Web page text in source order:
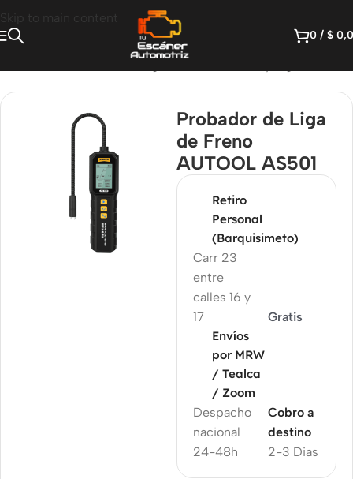
Skip to main content
0 / $
Probador de Liga
de Freno
AUTOOL AS501
Retiro
Personal
(Barquisimeto)
Carr 23
entre
calles 16 y
17
Gratis
Envíos
por MRW
/ Tealca
/ Zoom
Despacho
nacional
24-48h
2-3 Dias
Cobro a
destino